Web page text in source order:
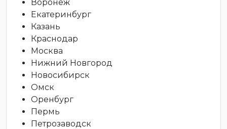
Воронеж
Екатеринбург
Казань
Краснодар
Москва
Нижний Новгород
Новосибирск
Омск
Оренбург
Пермь
Петрозаводск